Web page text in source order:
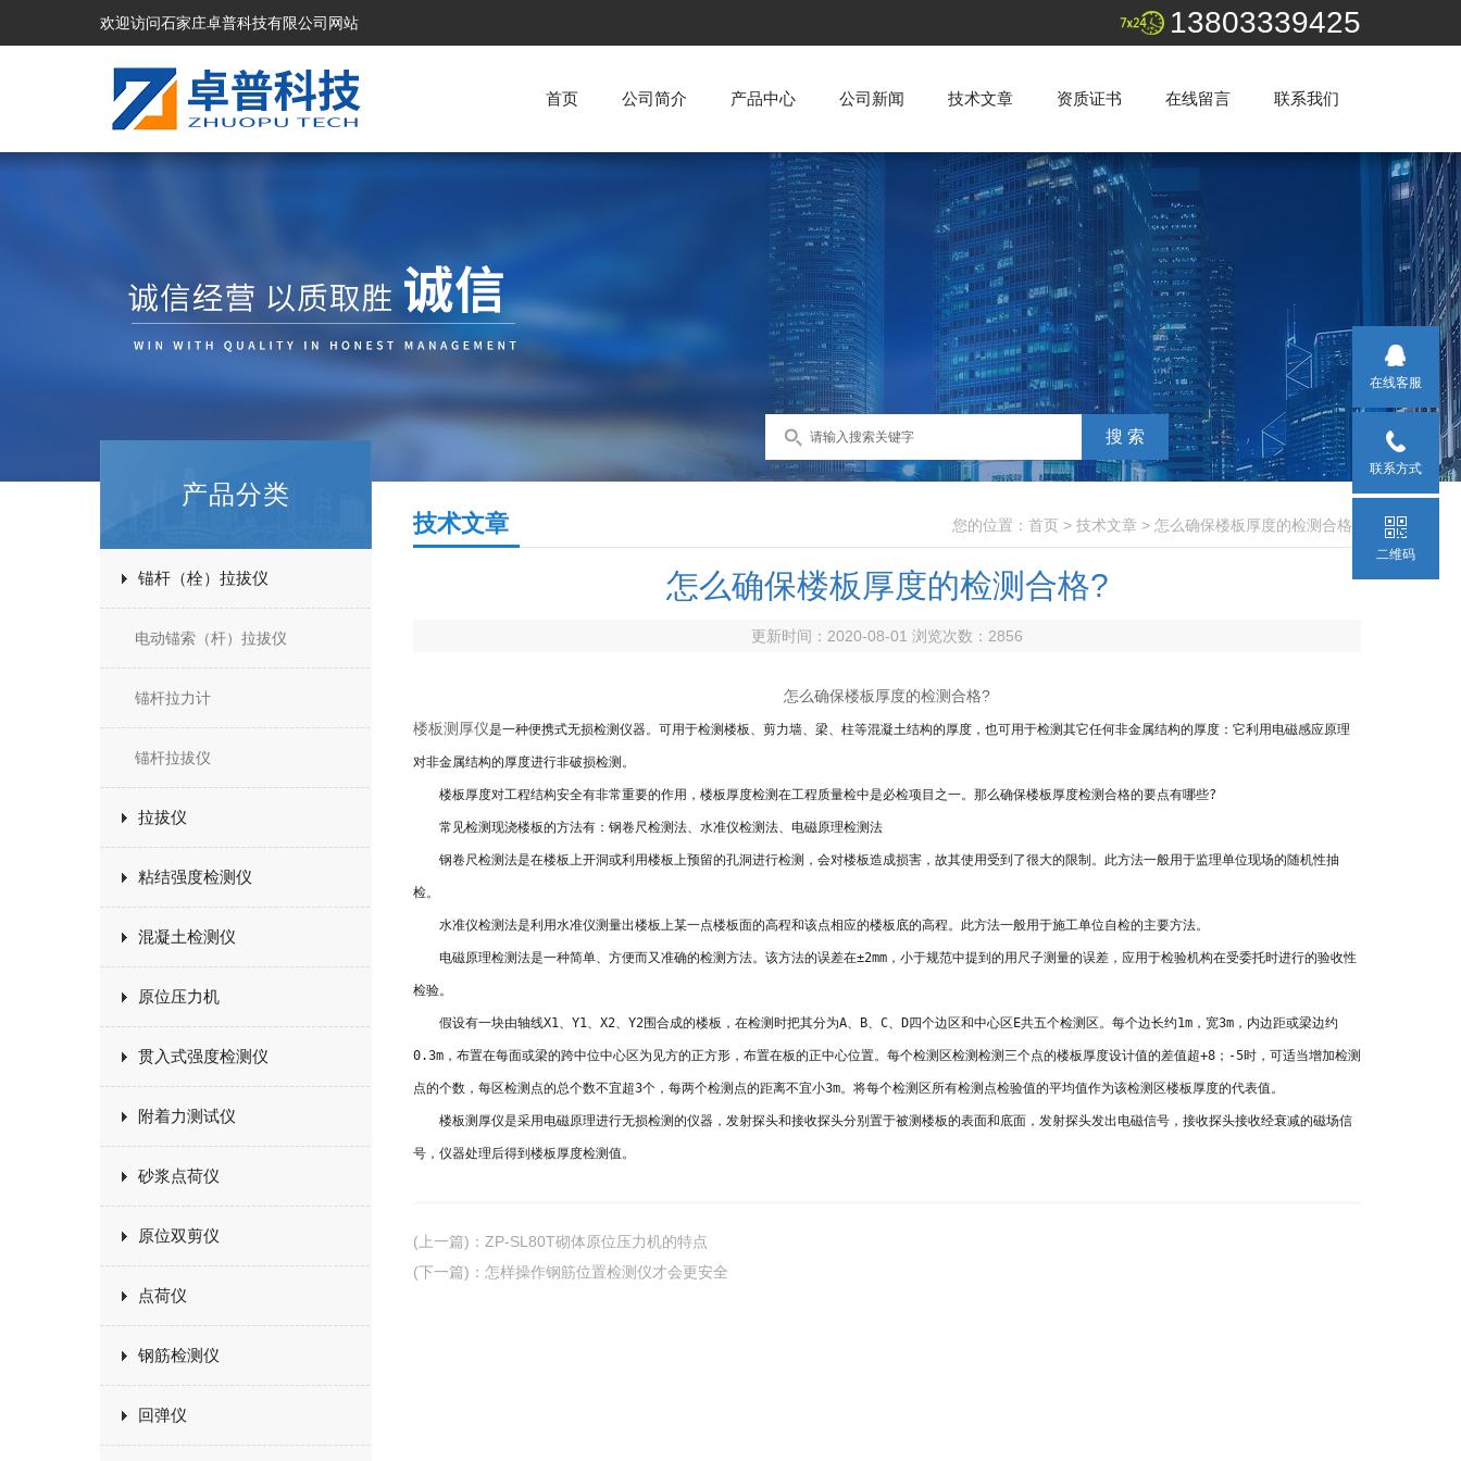
欢迎访问石家庄卓普科技有限公司网站 13803339425
首页 公司简介 产品中心 公司新闻 技术文章 资质证书 在线留言 联系我们
产品分类
锚杆（栓）拉拔仪
电动锚索（杆）拉拔仪
锚杆拉力计
锚杆拉拔仪
拉拔仪
粘结强度检测仪
混凝土检测仪
原位压力机
贯入式强度检测仪
附着力测试仪
砂浆点荷仪
原位双剪仪
点荷仪
钢筋检测仪
回弹仪
您的位置： 首页 > 技术文章 > 怎么确保楼板厚度的检测合格?
技术文章
怎么确保楼板厚度的检测合格?
更新时间：2020-08-01 浏览次数： 2856
怎么确保楼板厚度的检测合格?
楼板测厚仪是一种便携式无损检测仪器。可用于检测楼板、剪力墙、梁、柱等混凝土结构的厚度，也可用于检测其它任何非金属结构的厚度：它利用电磁感应原理
对非金属结构的厚度进行非破损检测。
楼板厚度对工程结构安全有非常重要的作用，楼板厚度检测在工程质量检中是必检项目之一。那么确保楼板厚度检测合格的要点有哪些?
常见检测现浇楼板的方法有：钢卷尺检测法、水准仪检测法、电磁原理检测法
钢卷尺检测法是在楼板上开洞或利用楼板上预留的孔洞进行检测，会对楼板造成损害，故其使用受到了很大的限制。此方法一般用于监理单位现场的随机性抽
检。
水准仪检测法是利用水准仪测量出楼板上某一点楼板面的高程和该点相应的楼板底的高程。此方法一般用于施工单位自检的主要方法。
电磁原理检测法是一种简单、方便而又准确的检测方法。该方法的误差在±2mm，小于规范中提到的用尺子测量的误差，应用于检验机构在受委托时进行的验收性
检验。
假设有一块由轴线X1、Y1、X2、Y2围合成的楼板，在检测时把其分为A、B、C、D四个边区和中心区E共五个检测区。每个边长约1m，宽3m，内边距或梁边约
0.3m，布置在每面或梁的跨中位中心区为见方的正方形，布置在板的正中心位置。每个检测区检测检测三个点的楼板厚度设计值的差值超+8；-5时，可适当增加检测
点的个数，每区检测点的总个数不宜超3个，每两个检测点的距离不宜小3m。将每个检测区所有检测点检验值的平均值作为该检测区楼板厚度的代表值。
楼板测厚仪是采用电磁原理进行无损检测的仪器，发射探头和接收探头分别置于被测楼板的表面和底面，发射探头发出电磁信号，接收探头接收经衰减的磁场信
号，仪器处理后得到楼板厚度检测值。
(上一篇) ： ZP-SL80T砌体原位压力机的特点
(下一篇) ： 怎样操作钢筋位置检测仪才会更安全
在线客服
联系方式
二维码